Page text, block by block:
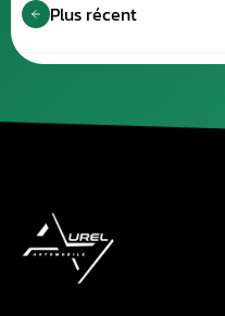
Plus récent